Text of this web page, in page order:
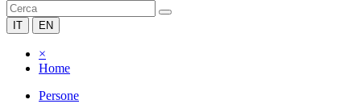
IT EN
×
Home
Persone